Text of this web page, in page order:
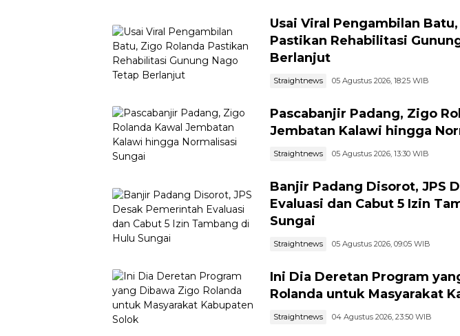
Usai Viral Pengambilan
Pastikan Rehabilitasi
Berlanjut
Straightnews 05 Agustus 2026, 18:25 WIB
Pascabanjir Padang, Zigo
Jembatan Kalawi hingga
Straightnews 05 Agustus 2026, 13:30 WIB
Banjir Padang Disorot, JPS
Evaluasi dan Cabut 5 Izin
Sungai
Straightnews 05 Agustus 2026, 09:05 WIB
Ini Dia Deretan Program
Rolanda untuk Masyarakat
Straightnews 04 Agustus 2026, 23:50 WIB